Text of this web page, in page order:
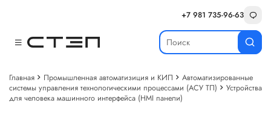
+7 981 735-96-63
Главная Промышленная автоматизиция и КИП
Автоматизированные
системы управления технологическими процессами (АСУ ТП)
Устройства
для человека машинного интерфейса (HMI панели)